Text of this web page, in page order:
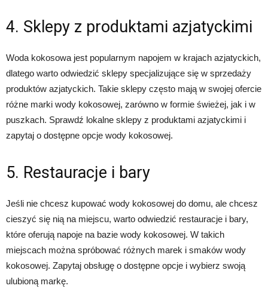
4. Sklepy z produktami azjatyckimi
Woda kokosowa jest popularnym napojem w krajach azjatyckich,
dlatego warto odwiedzić sklepy specjalizujące się w sprzedaży
produktów azjatyckich. Takie sklepy często mają w swojej ofercie
różne marki wody kokosowej, zarówno w formie świeżej, jak i w
puszkach. Sprawdź lokalne sklepy z produktami azjatyckimi i
zapytaj o dostępne opcje wody kokosowej.
5. Restauracje i bary
Jeśli nie chcesz kupować wody kokosowej do domu, ale chcesz
cieszyć się nią na miejscu, warto odwiedzić restauracje i bary,
które oferują napoje na bazie wody kokosowej. W takich
miejscach można spróbować różnych marek i smaków wody
kokosowej. Zapytaj obsługę o dostępne opcje i wybierz swoją
ulubioną markę.